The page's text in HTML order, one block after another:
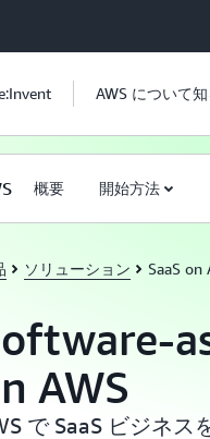
AWS について知
概要 開始方法
ソリューション SaaS on
AWS
で SaaS ビジネス